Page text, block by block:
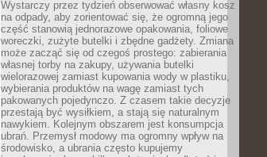
Wystarczy przez tydzień obserwować własny kosz
na odpady, aby zorientować się, że ogromną jego
część stanowią jednorazowe opakowania, foliowe
woreczki, zużyte butelki i zbędne gadżety. Zmiana
może zacząć się od czegoś prostego: zabierania
własnej torby na zakupy, używania butelki
wielorazowej zamiast kupowania wody w plastiku,
wybierania produktów na wagę zamiast tych
pakowanych pojedynczo. Z czasem takie decyzje
przestają być wysiłkiem, a stają się naturalnym
nawykiem. Kolejnym obszarem jest konsumpcja
ubrań. Przemysł modowy ma ogromny wpływ na
środowisko, a ubrania często kupujemy